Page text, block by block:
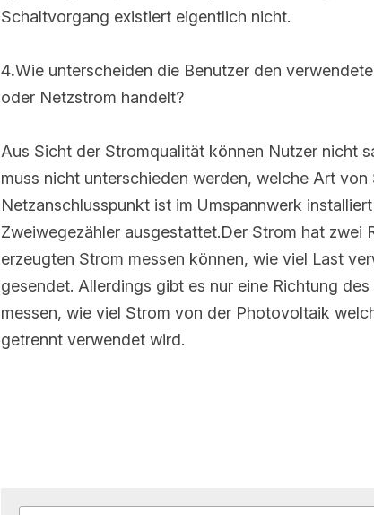
Netzstrom handelt?
nicht unterschieden werden, welche Art von Strom
Umspannwerk installiert und der
ausgestattet.Der Strom hat zwei Richtungen, die
können, wie viel Last verwendet wird und wie
nur eine Richtung des Anlagenstroms, und es ist
Photovoltaik welcher Anlage verbraucht wird und